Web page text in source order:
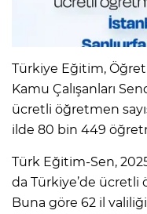
Türkiye Eğitim,
Kamu Çalışanları
ücretli öğretmen
ilde 80 bin 449
Türk Eğitim-Sen,
da Türkiye’de ücretli
Buna göre 62 il